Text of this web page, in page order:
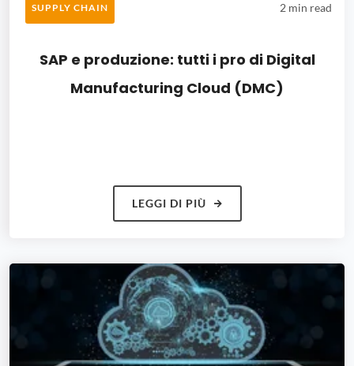
SUPPLY CHAIN 2 min read
SAP e produzione: tutti i pro di Digital
Manufacturing Cloud (DMC)​
LEGGI DI PIÙ